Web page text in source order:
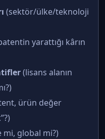
(sektör/ülke/teknoloji
yarattığı kârın
(lisans alanın
ürün değer
mi, global mi?)